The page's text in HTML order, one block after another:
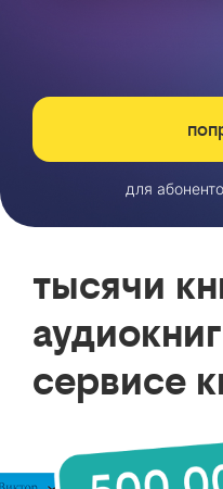
для
тысячи
сервисе